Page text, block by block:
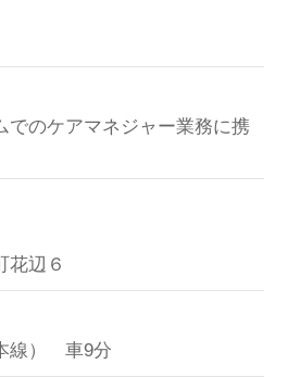
でのケアマネジャー業務に携
花辺６
線） 車9分